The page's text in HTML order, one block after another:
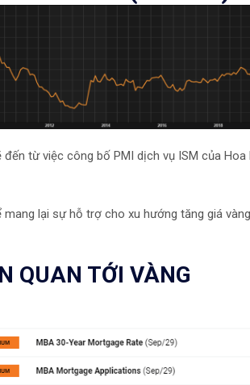
từ việc công bố PMI dịch vụ ISM của Hoa
lại sự hỗ trợ cho xu hướng tăng giá
QUAN TỚI VÀNG